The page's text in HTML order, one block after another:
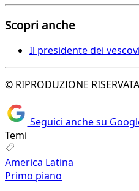
Scopri anche
Il presidente dei
© RIPRODUZIONE RISERVATA
Seguici anche su
Temi
America Latina
Primo piano